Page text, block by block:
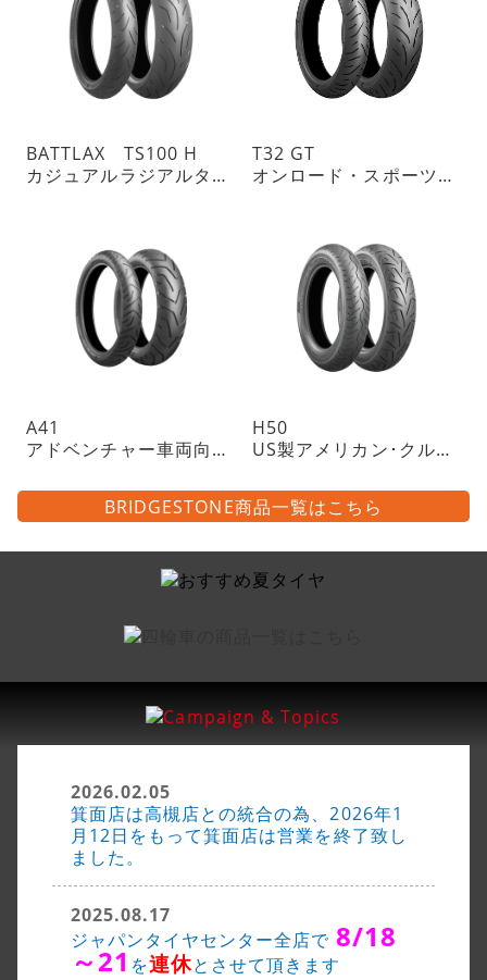
BATTLAX TS100 H
カジュアルラジアルタイヤ
T32 GT
オンロード・スポーツツーリングラジアルタイヤ・チューブレスタイプ
A41
アドベンチャー車両向けトレイル・ラジアルタイヤ・チューブレスタイプ
H50
US製アメリカン･クルーザーに
BRIDGESTONE商品一覧はこちら
2026.02.05
箕面店は高槻店との統合の為、2026年1
月12日をもって箕面店は営業を終了致し
ました。
2025.08.17
ジャパンタイヤセンター全店で 8/18
～21 を連休とさせて頂きます